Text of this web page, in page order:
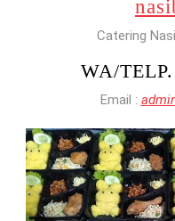
Catering
WA/TELP.
Email :